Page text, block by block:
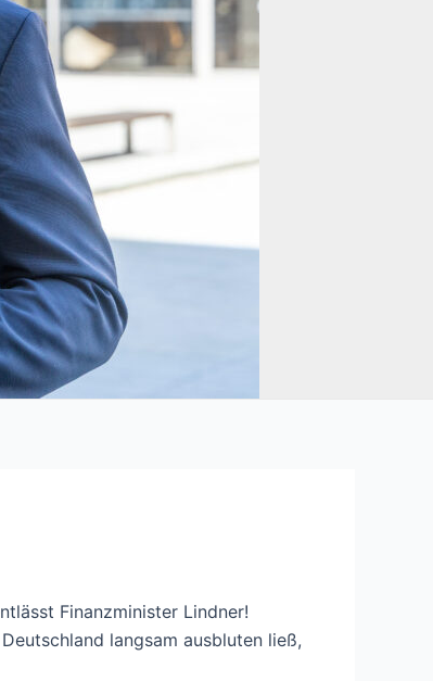
Finanzminister Lindner!
langsam ausbluten ließ,